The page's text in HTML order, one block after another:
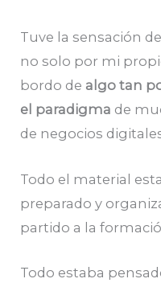
Tuve la sensación
no solo por mi
bordo de algo tan
el paradigma de
de negocios
Todo el material
preparado y
partido a la
Todo estaba